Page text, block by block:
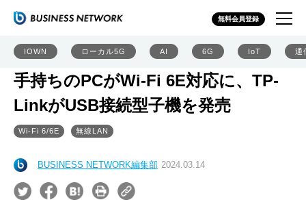
無料会員登録
IOWN ローカル5G AI 6G IoT 通
手持ちのPCがWi-Fi 6E対応に、TP-
LinkがUSB接続型子機を発売
Wi-Fi 6/6E 無線LAN
BUSINESS NETWORK編集部 2024.03.14